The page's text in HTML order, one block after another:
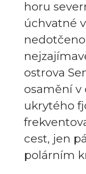
horu
úchvatné
ostrova
osamění v
ukrytého
cest, jen
polárním